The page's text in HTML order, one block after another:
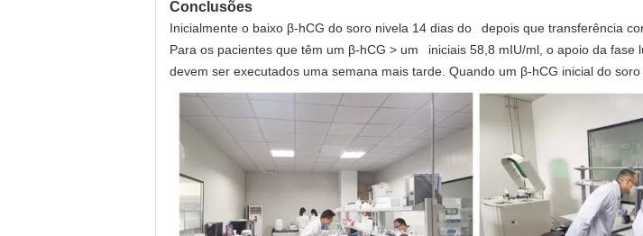
Conclusões
Inicialmente o baixo β-hCG do soro nivela 14 dias do depois que transferência
Para os pacientes que têm um β-hCG > um iniciais 58,8 mIU/ml, o apoio da
devem ser executados uma semana mais tarde. Quando um β-hCG inicial do soro